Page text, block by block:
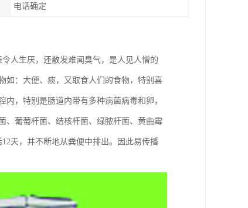
电话确定
人生厌，还散发难闻臭气，是人见人憎的
如：大便、痰，又取食人们的食物，特别喜
，特别是肠道内带有多种病菌病毒和卵，
、葡萄杆菌、结核杆菌、绿脓杆菌、黄曲霉
天，并不断地从粪便中排出。因此易传播